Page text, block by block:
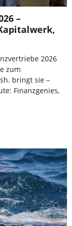
–
2026
zum
bringt sie –
Finanzgenies,